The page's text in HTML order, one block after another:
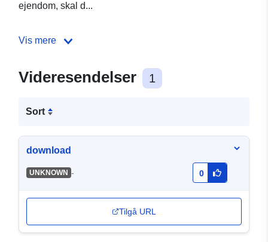
ejendom, skal d...
Vis mere
Videresendelser 1
Sort
download
UNKNOWN - 0
Tilgå URL